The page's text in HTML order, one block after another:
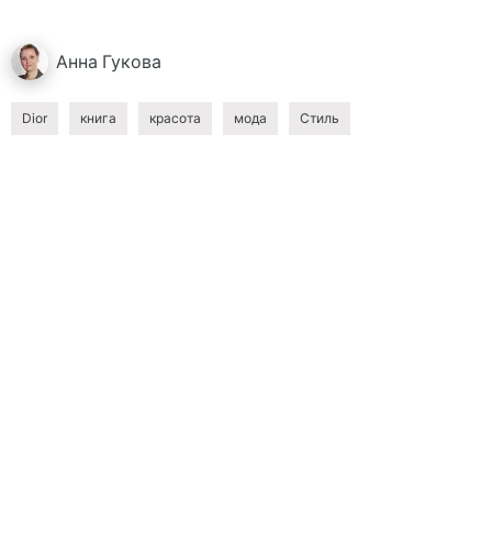
Анна Гукова
Dior книга красота мода Стиль